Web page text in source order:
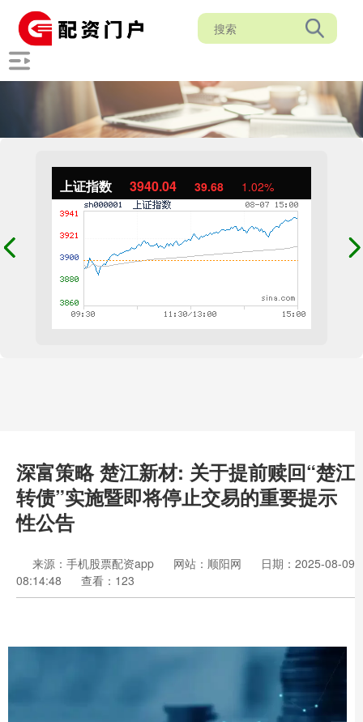
上证指数 3940.04 39.68 1.02%
深富策略 楚江新材: 关于提前赎回“楚江
转债”实施暨即将停止交易的重要提示
性公告
来源：手机股票配资app 网站：顺阳网
日期：2025-08-09
08:14:48
查看：123